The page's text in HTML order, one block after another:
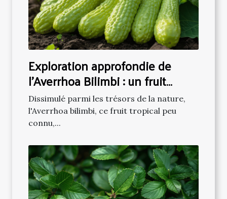
Exploration approfondie de
l'Averrhoa Bilimbi : un fruit
tropical méconnu
Dissimulé parmi les trésors de la nature,
l'Averrhoa bilimbi, ce fruit tropical peu
connu,...